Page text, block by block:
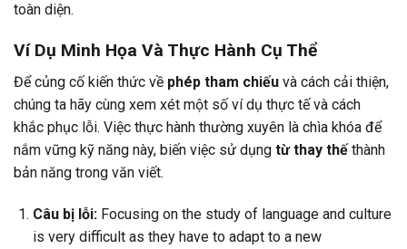
toàn diện.
Ví Dụ Minh Họa Và Thực Hành Cụ Thể
Để củng cố kiến thức về phép tham chiếu và cách cải thiện,
chúng ta hãy cùng xem xét một số ví dụ thực tế và cách
khắc phục lỗi. Việc thực hành thường xuyên là chìa khóa để
nắm vững kỹ năng này, biến việc sử dụng từ thay thếthành
bản năng trong văn viết.
Câu bị lỗi:Focusing on the study of language and culture
is very difficult as they have to adapt to a new